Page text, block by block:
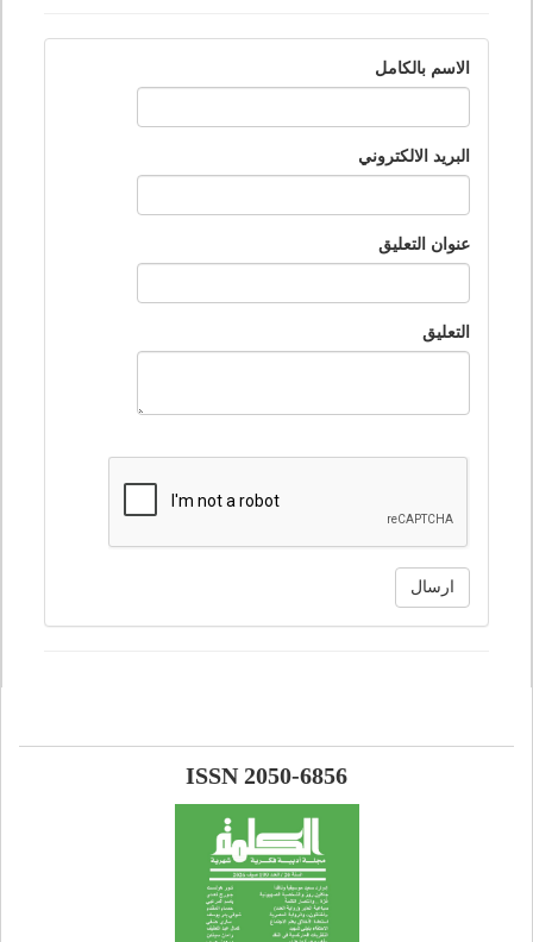
الاسم بالكامل
البريد الالكتروني
عنوان التعليق
التعليق
ارسال
ISSN 2050-6856